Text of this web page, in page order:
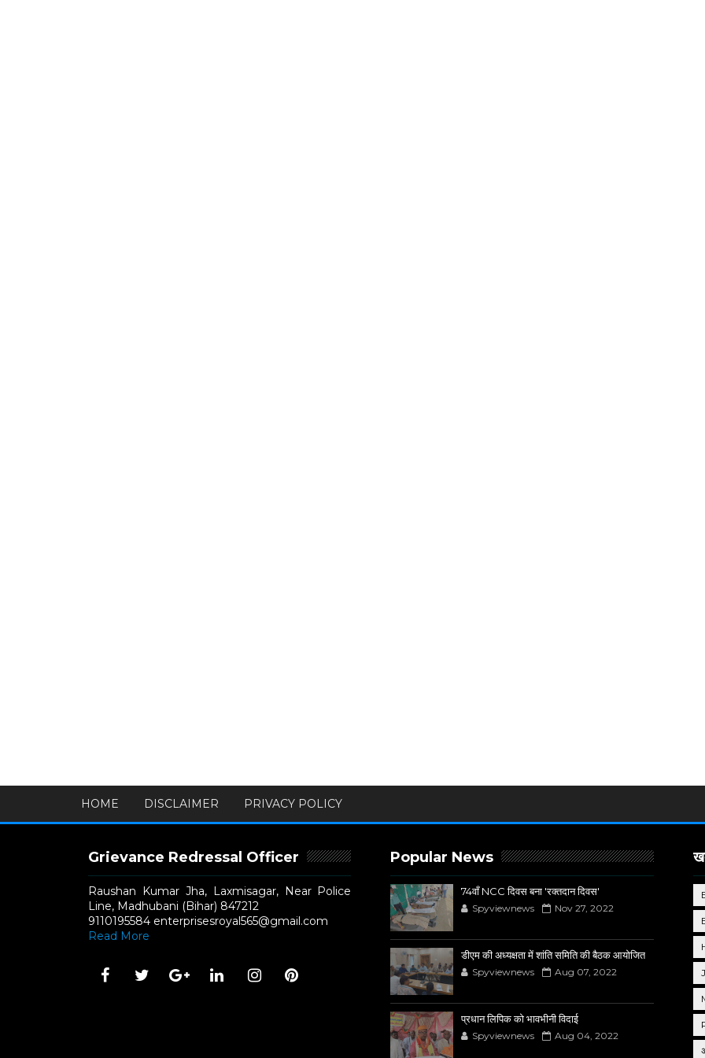
HOME DISCLAIMER PRIVACY POLICY
Grievance Redressal Officer
Raushan Kumar Jha, Laxmisagar, Near Police
Line, Madhubani (Bihar) 847212
9110195584 enterprisesroyal565@gmail.com
Read More
Popular News
74वाँ NCC दिवस बना 'रक्तदान दिवस'
Spyviewnews Nov 27, 2022
डीएम की अध्यक्षता में शांति समिति की बैठक आयोजित
Spyviewnews Aug 07, 2022
प्रधान लिपिक को भावभीनी विदाई
Spyviewnews Aug 04, 2022